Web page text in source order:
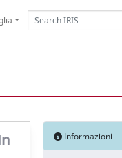
Informazioni